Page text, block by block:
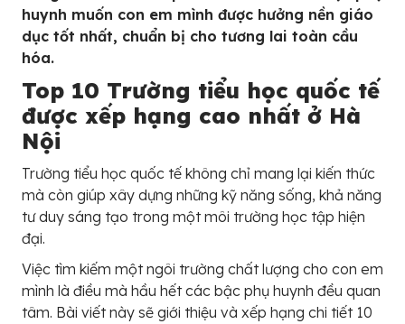
huynh muốn con em mình được hưởng nền giáo
dục tốt nhất, chuẩn bị cho tương lai toàn cầu
hóa.
Top 10 Trường tiểu học quốc tế
được xếp hạng cao nhất ở Hà
Nội
Trường tiểu học quốc tế không chỉ mang lại kiến thức
mà còn giúp xây dựng những kỹ năng sống, khả năng
tư duy sáng tạo trong một môi trường học tập hiện
đại.
Việc tìm kiếm một ngôi trường chất lượng cho con em
mình là điều mà hầu hết các bậc phụ huynh đều quan
tâm. Bài viết này sẽ giới thiệu và xếp hạng chi tiết 10